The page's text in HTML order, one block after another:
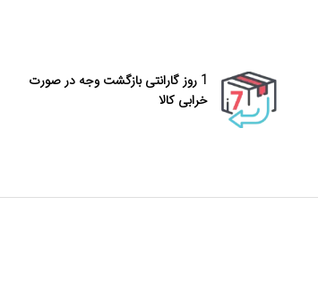
1 روز گارانتی بازگشت وجه در صورت
خرابی کالا